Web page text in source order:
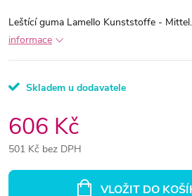
Leštící guma Lamello Kunststoffe -
informace
Skladem u dodavatele
606 Kč
501 Kč bez DPH
VLOŽIT DO